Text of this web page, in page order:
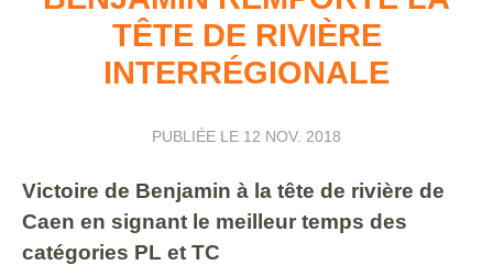
TÊTE DE RIVIÈRE
INTERRÉGIONALE
PUBLIÉE LE 12 NOV. 2018
Victoire de Benjamin à la tête de rivière de
Caen en signant le meilleur temps des
catégories PL et TC